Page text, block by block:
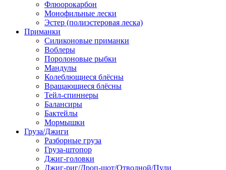
Флюорокарбон
Монофильные лески
Эстер (полиэстеровая леска)
Приманки
Силиконовые приманки
Воблеры
Поролоновые рыбки
Мандулы
Колеблющиеся блёсны
Вращающиеся блёсны
Тейл-спиннеры
Балансиры
Бактейлы
Мормышки
Груза/Джиги
Разборные груза
Груза-штопор
Джиг-головки
Джиг-риг/Дроп-шот/Отводной/Пули